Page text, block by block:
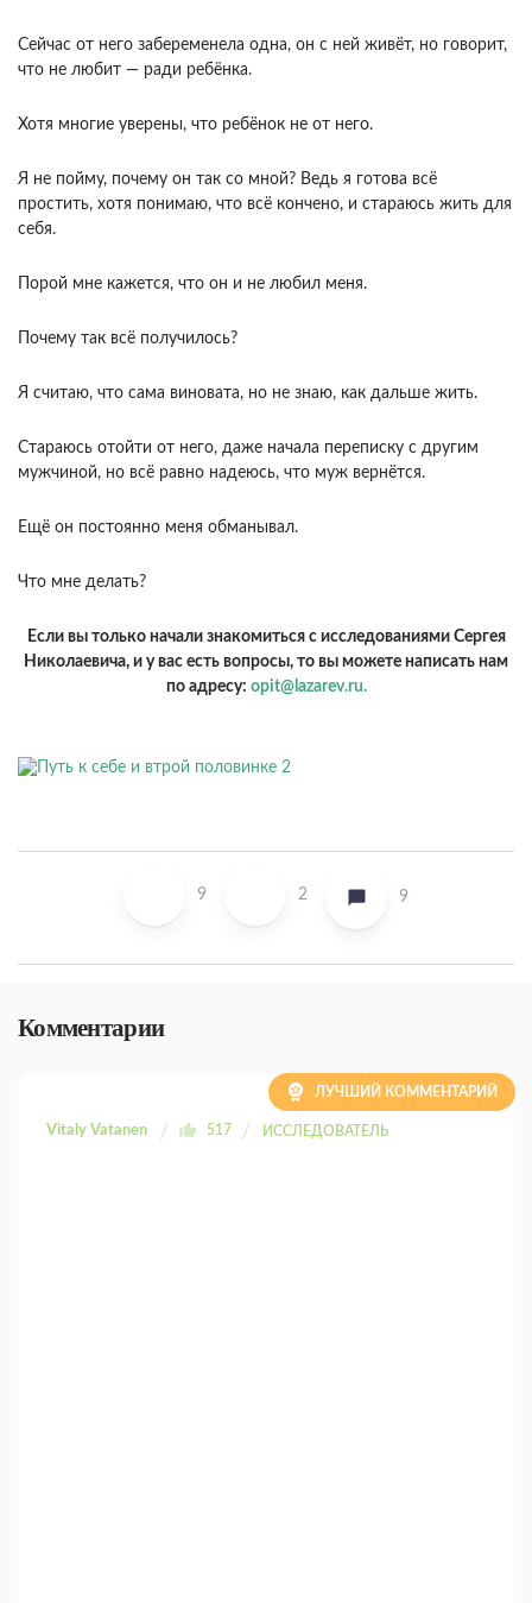
Сейчас от него забеременела одна, он с ней живёт, но говорит,
что не любит — ради ребёнка.
Хотя многие уверены, что ребёнок не от него.
Я не пойму, почему он так со мной? Ведь я готова всё
простить, хотя понимаю, что всё кончено, и стараюсь жить для
себя.
Порой мне кажется, что он и не любил меня.
Почему так всё получилось?
Я считаю, что сама виновата, но не знаю, как дальше жить.
Стараюсь отойти от него, даже начала переписку с другим
мужчиной, но всё равно надеюсь, что муж вернётся.
Ещё он постоянно меня обманывал.
Что мне делать?
Если вы только начали знакомиться с исследованиями Сергея
Николаевича, и у вас есть вопросы, то вы можете написать нам
по адресу: opit@lazarev.ru.
9 2 9
Комментарии
Vitaly Vatanen 517 ИССЛЕДОВАТЕЛЬ
ЛУЧШИЙ КОММЕНТАРИЙ